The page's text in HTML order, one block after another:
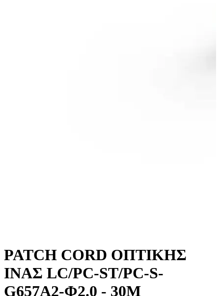
PATCH CORD ΟΠΤΙΚΗΣ
ΙΝΑΣ LC/PC-ST/PC-S-
G657A2-Φ2.0 - 30M